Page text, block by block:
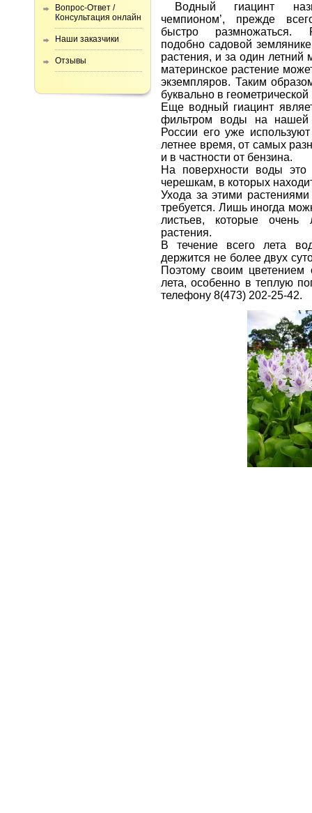
Вопрос-Ответ /
Консультация онлайн
Наши заказчики
Отзывы
Водный гиацинт
чемпионом’, прежде
быстро размножаться.
подобно садовой
растения, и за один летний
материнское растение
экземпляров. Таким
буквально в
Еще водный гиацинт
фильтром воды на нашей
России его уже
летнее время, от самых
и в частности от бензина.
На поверхности воды это
черешкам, в которых
Ухода за этими растениями
требуется. Лишь иногда
листьев, которые очень
растения.
В течение всего лета
держится не более двух
Поэтому своим цветением
лета, особенно в теплую
телефону 8(473) 202-25-42.